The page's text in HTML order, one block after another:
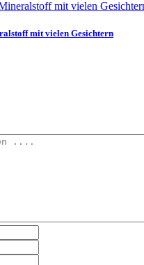
mit vielen Gesichtern